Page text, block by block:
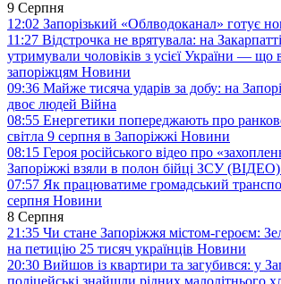
9 Серпня
12:02 Запорізький «Облводоканал» готує
11:27 Відстрочка не врятувала: на
утримували чоловіків з усієї України — що
запоріжцям Новини
09:36 Майже тисяча ударів за добу: на
двоє людей Війна
08:55 Енергетики попереджають про
світла 9 серпня в Запоріжжі Новини
08:15 Героя російського відео про
Запоріжжі взяли в полон бійці ЗСУ (ВІДЕО)
07:57 Як працюватиме громадський
серпня Новини
8 Серпня
21:35 Чи стане Запоріжжя містом-героєм:
на петицію 25 тисяч українців Новини
20:30 Вийшов із квартири та загубився: у
поліцейські знайшли рідних малолітнього